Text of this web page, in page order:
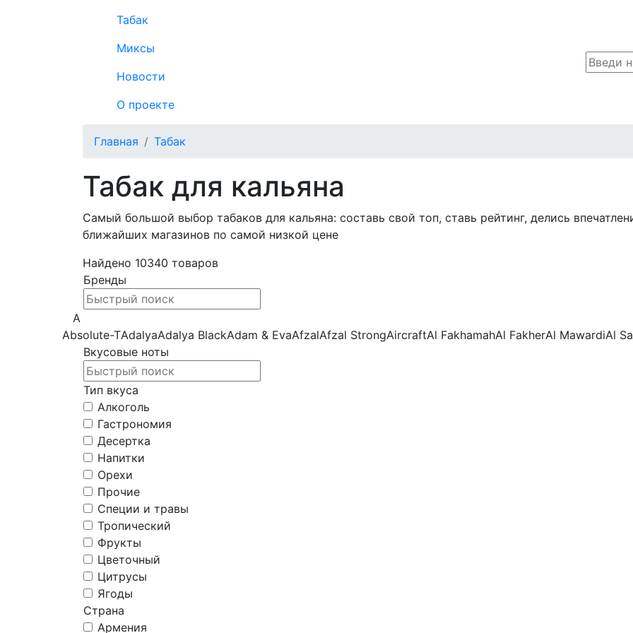
Табак
Миксы
Новости
О проекте
Главная Табак
Табак для кальяна
Самый большой выбор табаков для кальяна: составь свой топ, ставь рейтинг, делись
ближайших магазинов по самой низкой цене
Найдено 10340 товаров
Бренды
A
Absolute-TAdalyaAdalya BlackAdam & EvaAfzalAfzal StrongAircraftAl FakhamahAl FakherAl MawardiAl
Вкусовые ноты
Тип вкуса
Алкоголь
Гастрономия
Десертка
Напитки
Орехи
Прочие
Специи и травы
Тропический
Фрукты
Цветочный
Цитрусы
Ягоды
Страна
Армения